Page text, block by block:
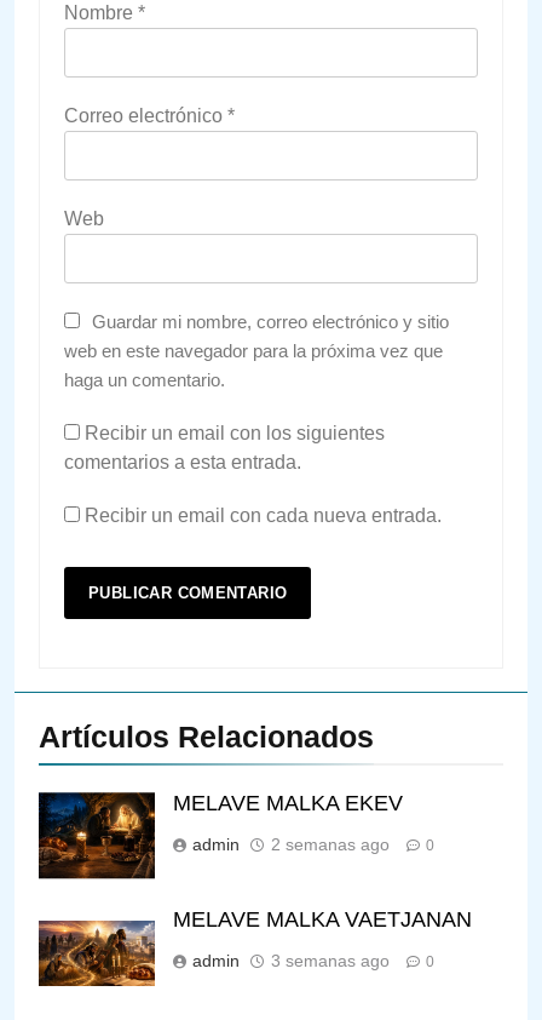
Nombre *
Correo electrónico *
Web
Guardar mi nombre, correo electrónico y sitio
web en este navegador para la próxima vez que
haga un comentario.
Recibir un email con los siguientes
comentarios a esta entrada.
Recibir un email con cada nueva entrada.
Artículos Relacionados
MELAVE MALKA EKEV
admin 2 semanas ago 0
MELAVE MALKA VAETJANAN
admin 3 semanas ago 0